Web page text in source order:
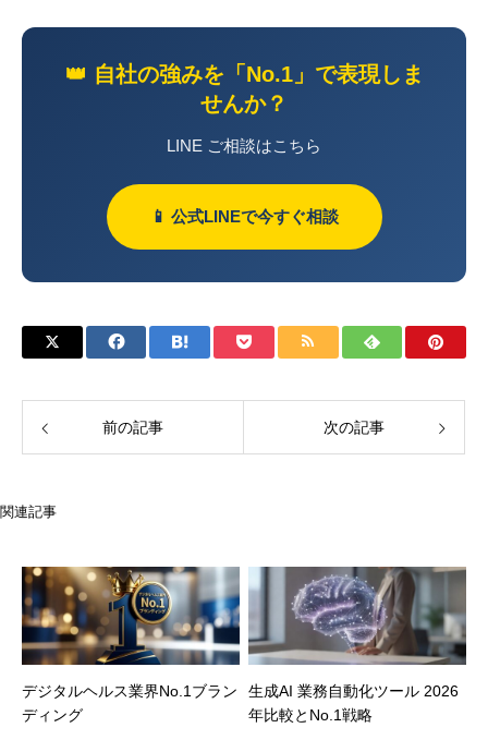
👑 自社の強みを「No.1」で表現しま
せんか？
LINE ご相談はこちら
📱 公式LINEで今すぐ相談
前の記事 次の記事
関連記事
デジタルヘルス業界No.1ブラン
ディング
生成AI 業務自動化ツール 2026
年比較とNo.1戦略